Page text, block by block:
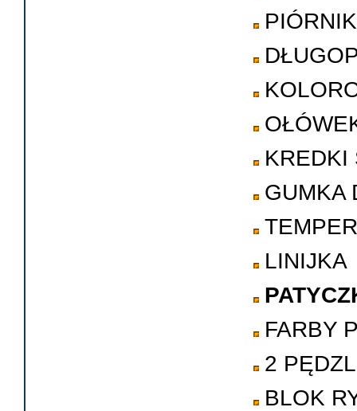
PIÓRNIK
KREDKI
GUMKA
LINIJKA
FARBY
2
BLOK